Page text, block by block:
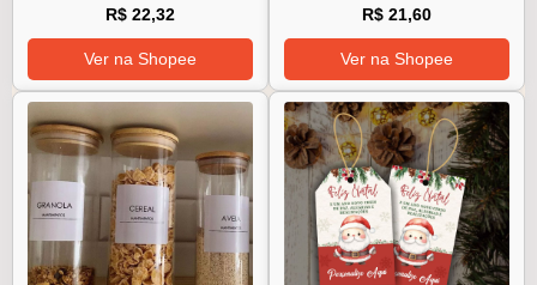
R$ 22,32
Ver na Shopee
R$ 21,60
Ver na Shopee